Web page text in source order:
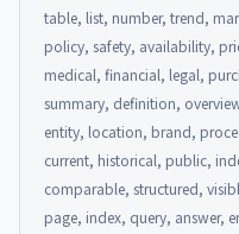
table, list, number, trend,
policy, safety, availability,
medical, financial, legal,
summary, definition,
entity, location, brand,
current, historical, public,
comparable, structured,
page, index, query, answer,